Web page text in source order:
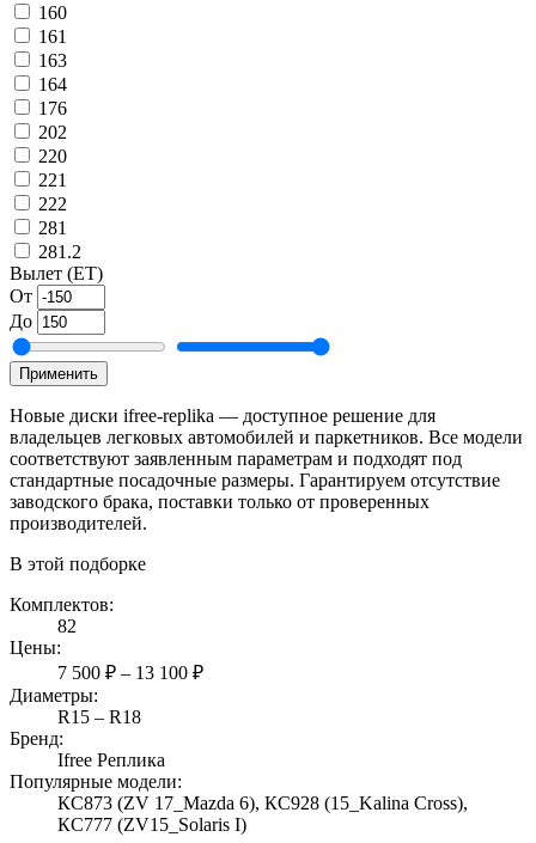
160
161
163
164
176
202
220
221
222
281
281.2
Вылет (ET)
От
До
Применить
Новые диски ifree-replika — доступное решение для
владельцев легковых автомобилей и паркетников. Все модели
соответствуют заявленным параметрам и подходят под
стандартные посадочные размеры. Гарантируем отсутствие
заводского брака, поставки только от проверенных
производителей.
В этой подборке
Комплектов:
82
Цены:
7 500 ₽ – 13 100 ₽
Диаметры:
R15 – R18
Бренд:
Ifree Реплика
Популярные модели:
КС873 (ZV 17_Mazda 6), КС928 (15_Kalina Cross),
КС777 (ZV15_Solaris I)